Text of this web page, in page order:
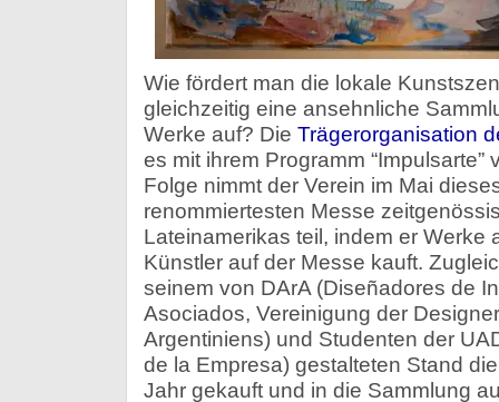
Wie fördert man die lokale
gleichzeitig eine ansehnliche
Werke auf? Die Trägerorganisation
es mit ihrem Programm “Impulsarte”
Folge nimmt der Verein im Mai
renommiertesten Messe
Lateinamerikas teil, indem er Werke
Künstler auf der Messe kauft.
seinem von DArA (Diseñadores de
Asociados, Vereinigung der
Argentiniens) und Studenten der
de la Empresa) gestalteten Stand
Jahr gekauft und in die Sammlung